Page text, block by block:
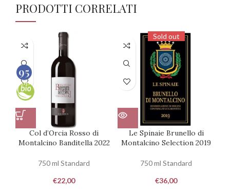
PRODOTTI CORRELATI
Col d’Orcia Rosso di
Montalcino Banditella 2022
750 ml Standard
€22,00
95
100
Sold out
Le Spinaie Brunello di
Montalcino Selection 2019
750 ml Standard
€36,00